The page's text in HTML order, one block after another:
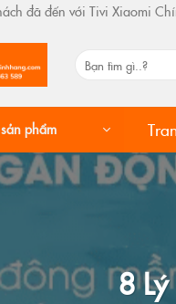
đã đến với Tivi Xiaomi
Tìm
kiếm:
phẩm
8